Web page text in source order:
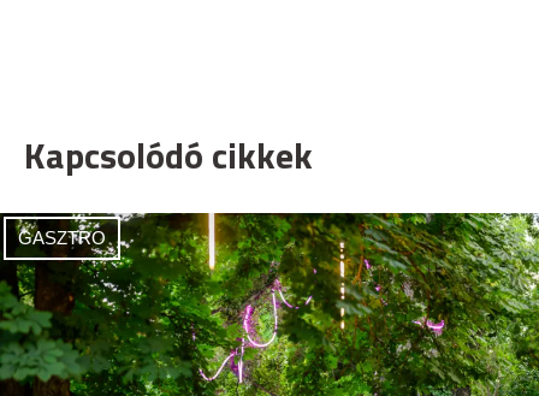
Kapcsolódó cikkek
GASZTRO